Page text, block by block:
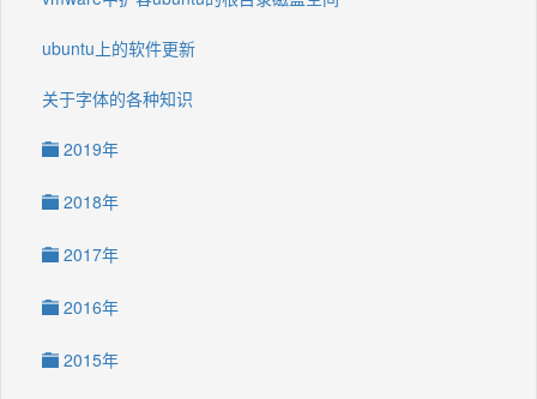
ubuntu上的软件更新
关于字体的各种知识
2019年
2018年
2017年
2016年
2015年